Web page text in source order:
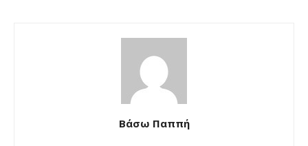
Βάσω Παππή